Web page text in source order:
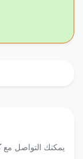
يمكنك التواصل مع